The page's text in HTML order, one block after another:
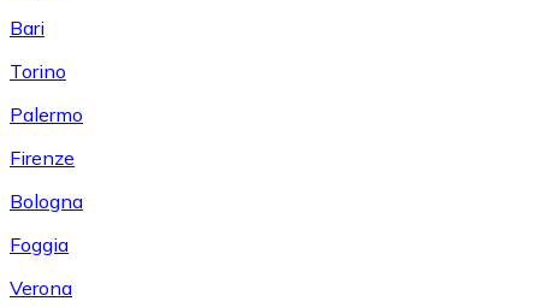
Bari
Torino
Palermo
Firenze
Bologna
Foggia
Verona